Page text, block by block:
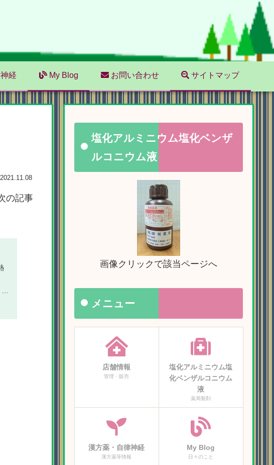
経 My Blog お問い合わせ サイトマップ
2021.11.08
の記事
塩化アルミニウム塩化ベンザ
ルコニウム液
画像クリックで該当ページへ
メニュー
店舗情報
管理・販売
塩化アルミニウム塩
化ベンザルコニウム
液
薬局製剤
漢方薬・自律神経
漢方薬等情報
My Blog
日々のこと